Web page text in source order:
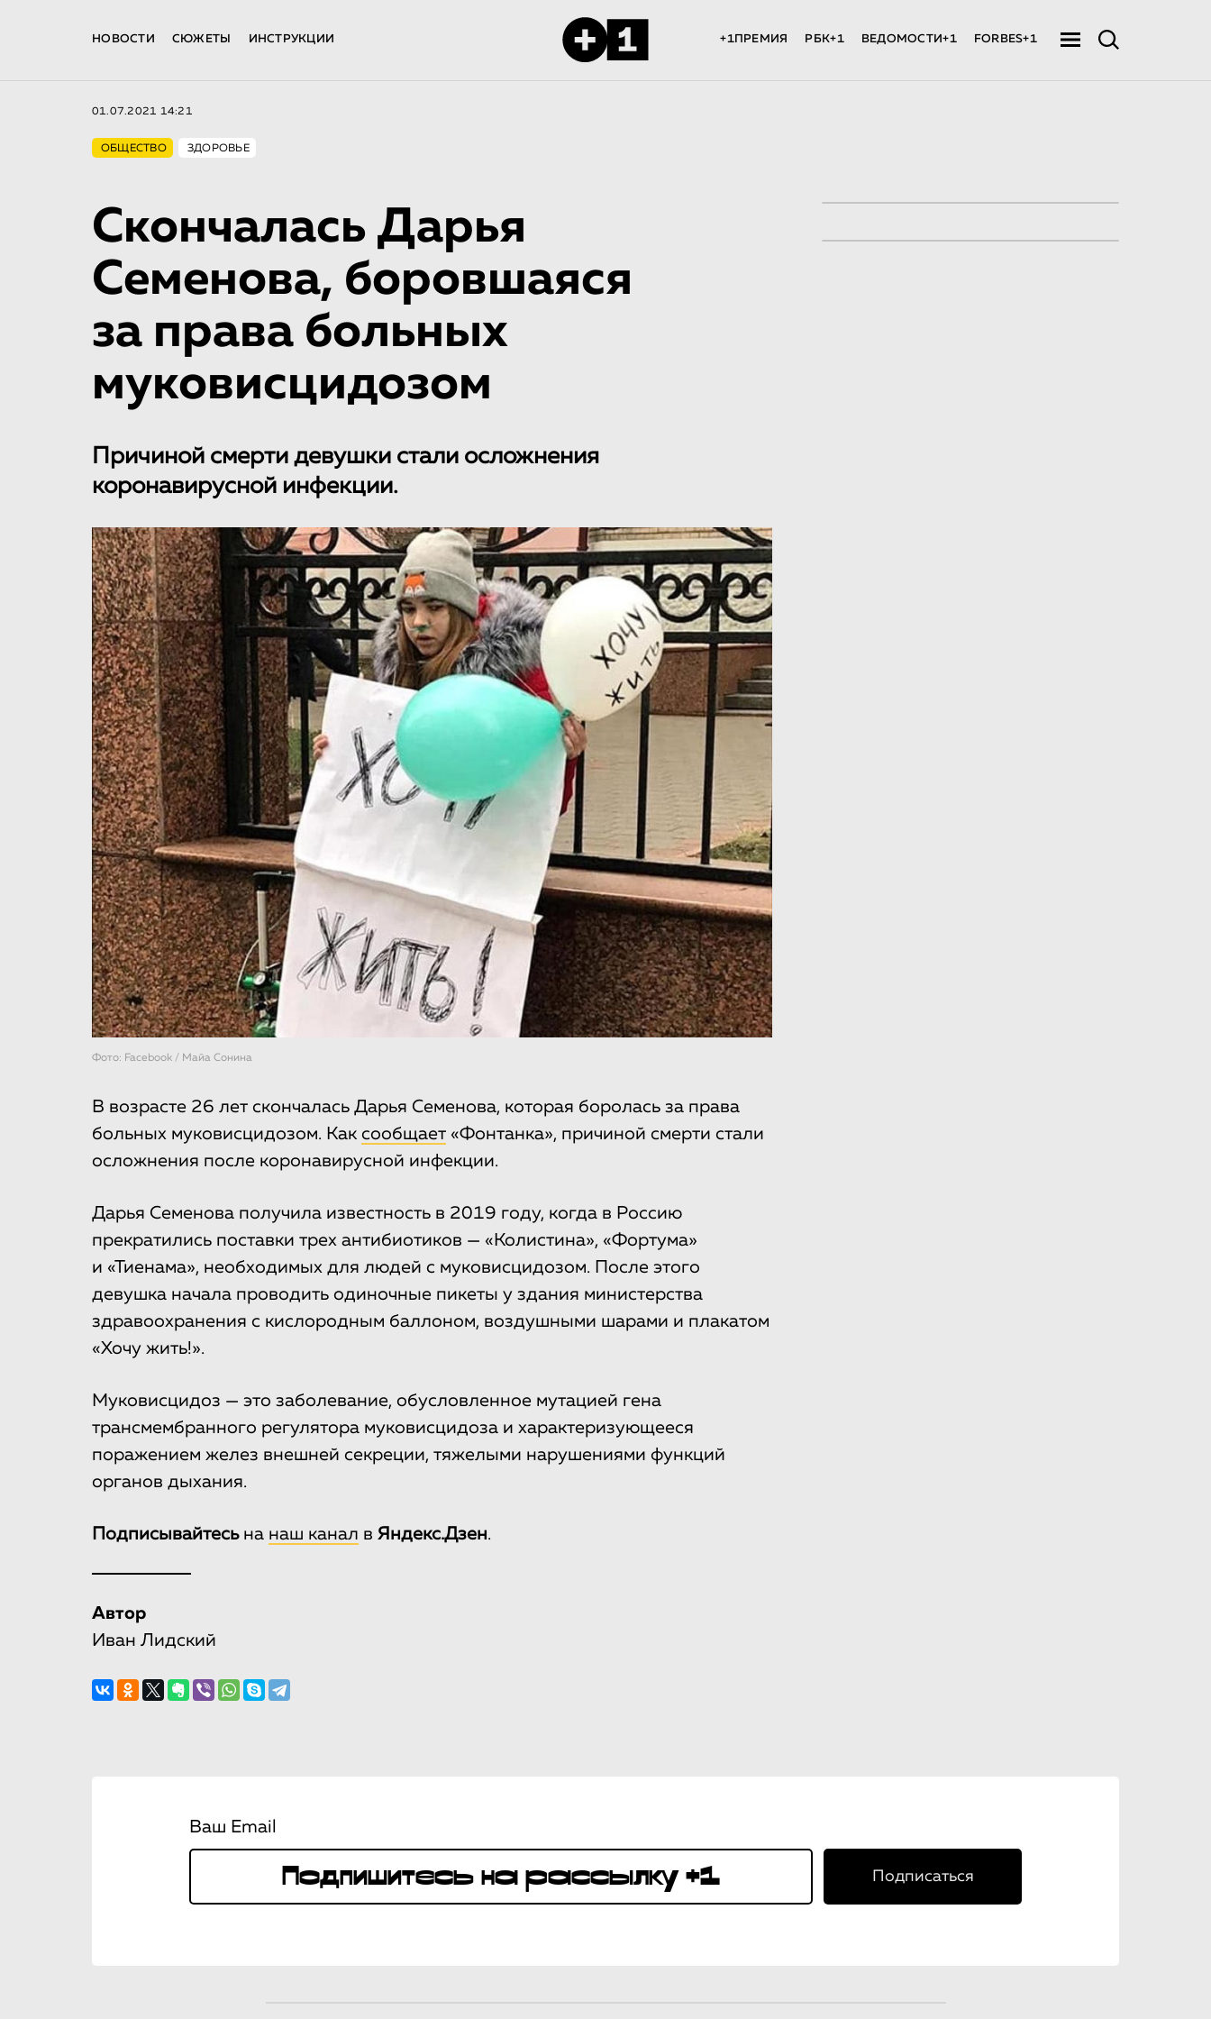
НОВОСТИ СЮЖЕТЫ ИНСТРУКЦИИ +1ПРЕМИЯ РБК+1 ВЕДОМОСТИ+1 FORBES+1
01.07.2021 14:21
ОБЩЕСТВО ЗДОРОВЬЕ
Скончалась Дарья
Семенова, боровшаяся
за права больных
муковисцидозом
Причиной смерти девушки стали осложнения
коронавирусной инфекции.
Фото: Facebook / Майа Сонина
В возрасте 26 лет скончалась Дарья Семенова, которая боролась за права
больных муковисцидозом. Как сообщает «Фонтанка», причиной смерти стали
осложнения после коронавирусной инфекции.
Дарья Семенова получила известность в 2019 году, когда в Россию
прекратились поставки трех антибиотиков — «Колистина», «Фортума»
и «Тиенама», необходимых для людей с муковисцидозом. После этого
девушка начала проводить одиночные пикеты у здания министерства
здравоохранения с кислородным баллоном, воздушными шарами и плакатом
«Хочу жить!».
Муковисцидоз — это заболевание, обусловленное мутацией гена
трансмембранного регулятора муковисцидоза и характеризующееся
поражением желез внешней секреции, тяжелыми нарушениями функций
органов дыхания.
Подписывайтесьна наш канал в Яндекс.Дзен.
Автор
Иван Лидский
Ваш Email
Подписаться